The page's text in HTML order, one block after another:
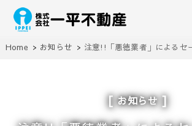
株式会社一平不動産
Home お知らせ 注意!!「悪徳業者」によるセ
お知らせ